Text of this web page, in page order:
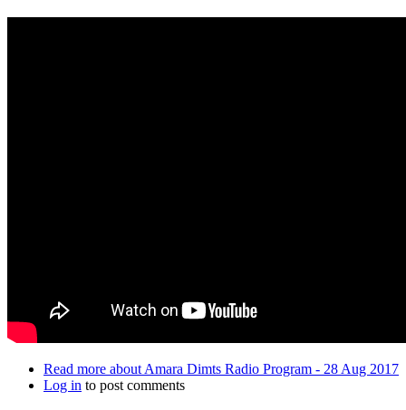
Read more about Amara Dimts Radio Program - 28 Aug 2017
Log in to post comments